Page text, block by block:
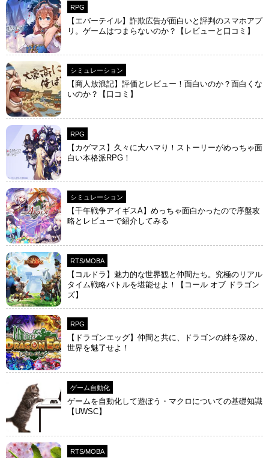
RPG
【エバーテイル】詐欺広告が面白いと評判のスマホアプ
リ。ゲームはつまらないのか？【レビューと口コミ】
シミュレーション
【商人放浪‪記】評価とレビュー！面白いのか？面白くな
いのか？【口コミ】
RPG
【カゲマス】久々に大ハマり！ストーリーがめっちゃ面
白い本格派RPG！
シミュレーション
【千年戦争アイギスA】めっちゃ面白かったので序盤攻
略とレビューで紹介してみる
RTS/MOBA
【コルドラ】魅力的な世界観と仲間たち。究極のリアル
タイム戦略バトルを堪能せよ！【コール オブ ドラゴン
ズ】
RPG
【ドラゴンエッグ】仲間と共に、ドラゴンの絆を深め、
世界を魅了せよ！
ゲーム自動化
ゲームを自動化して遊ぼう・マクロについての基礎知識
【UWSC】
RTS/MOBA